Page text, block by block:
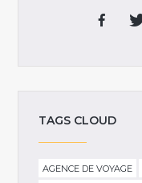
TAGS CLOUD
AGENCE DE VOYAGE